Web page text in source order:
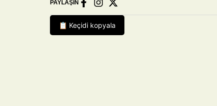
PAYLAŞIN
📋 Keçidi kopyala